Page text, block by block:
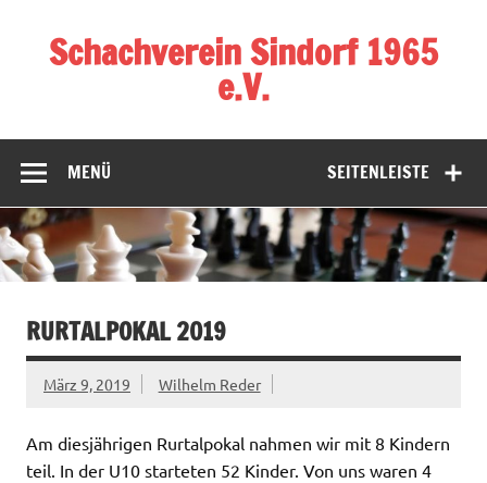
springenSchachverein Sindorf 1965
e.V.
SEITENLEISTE
MENÜ
RURTALPOKAL 2019
März 9, 2019 Wilhelm Reder
Am diesjährigen Rurtalpokal nahmen wir mit 8 Kindern
teil. In der U10 starteten 52 Kinder. Von uns waren 4